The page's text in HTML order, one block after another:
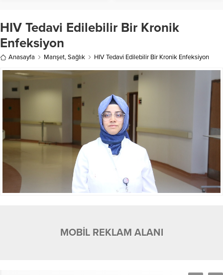
HIV Tedavi Edilebilir Bir Kronik
Enfeksiyon
Anasayfa Manşet,Sağlık HIV Tedavi Edilebilir Bir Kronik Enfeksiyon
MOBİL REKLAM ALANI